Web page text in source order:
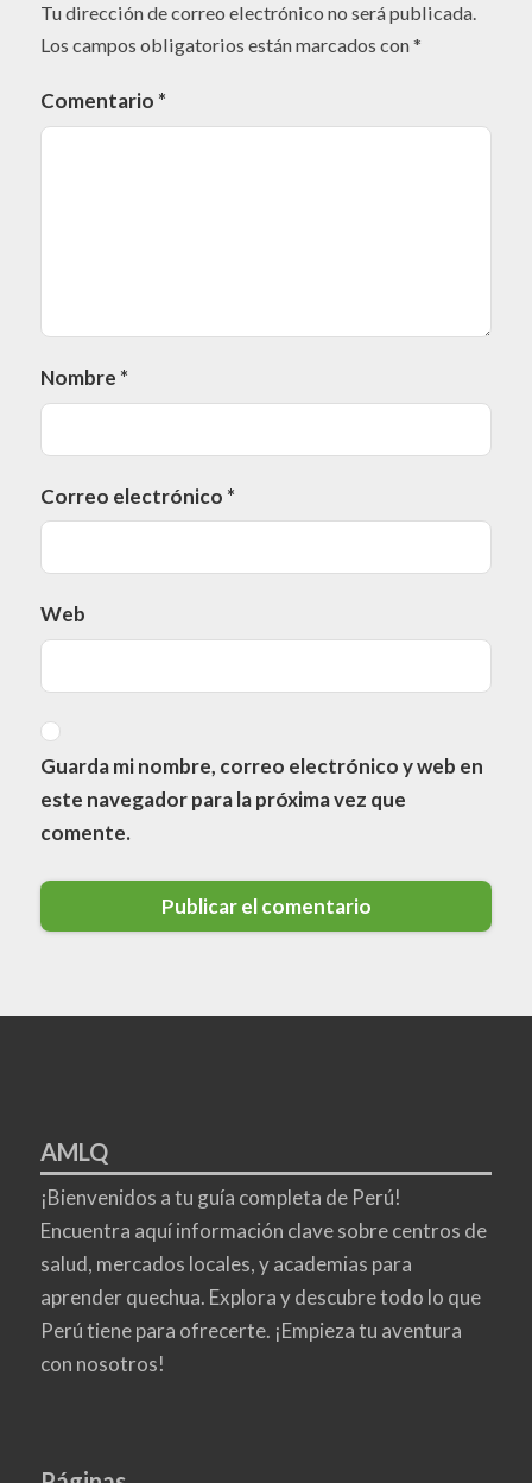
Tu dirección de correo electrónico no será publicada.
Los campos obligatorios están marcados con*
Comentario *
Nombre *
Correo electrónico *
Web
Guarda mi nombre, correo electrónico y web en
este navegador para la próxima vez que
comente.
AMLQ
¡Bienvenidos a tu guía completa de Perú!
Encuentra aquí información clave sobre centros de
salud, mercados locales, y academias para
aprender quechua. Explora y descubre todo lo que
Perú tiene para ofrecerte. ¡Empieza tu aventura
con nosotros!